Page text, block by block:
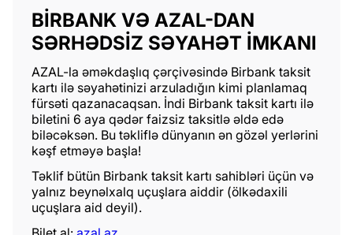
BIRBANK VƏ AZAL-DAN
SƏRHƏDSIZ SƏYAHƏT IMKANI
AZAL-la əməkdaşlıq çərçivəsində Birbank taksit
kartı ilə səyahətinizi arzuladığın kimi planlamaq
fürsəti qazanacaqsan. İndi Birbank taksit kartı ilə
biletini 6 aya qədər faizsiz taksitlə əldə edə
biləcəksən. Bu təkliflə dünyanın ən gözəl yerlərini
kəşf etməyə başla!
Təklif bütün Birbank taksit kartı sahibləri üçün və
yalnız beynəlxalq uçuşlara aiddir (ölkədaxili
uçuşlara aid deyil).